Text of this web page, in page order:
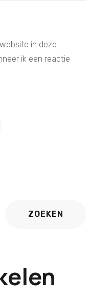
in deze
ik een reactie
ZOEKEN